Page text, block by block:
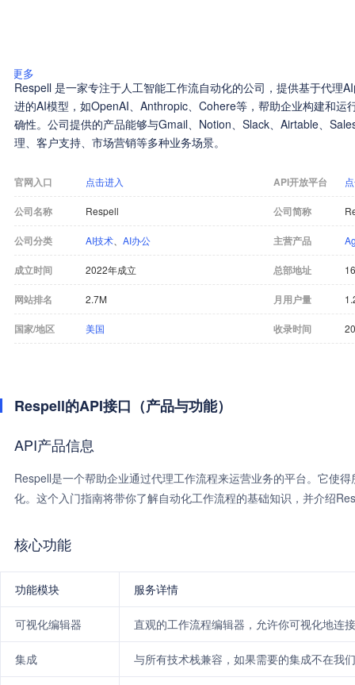
更多
Respell 是一家专注于人工智能工作流自动化的公司，提供基于代理
进的AI模型，如OpenAI、Anthropic、Cohere等，帮助企业构建和运
确性。公司提供的产品能够与Gmail、Notion、Slack、Airtable、
理、客户支持、市场营销等多种业务场景。
官网入口 点击进入 API开放平台
公司名称 Respell 公司简称
公司分类 AI技术 AI办公 主营产品
成立时间 2022年成立 总部地址
网站排名 2.7M 月用户量
国家/地区 美国 收录时间
Respell的API接口（产品与功能）
API产品信息
Respell是一个帮助企业通过代理工作流程来运营业务的平台。它使
化。这个入门指南将带你了解自动化工作流程的基础知识，并介绍
核心功能
功能模块 服务详情
可视化编辑器 直观的工作流程编辑器，允许你可视化地连
集成 与所有技术栈兼容，如果需要的集成不在我